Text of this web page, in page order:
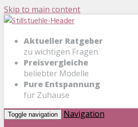
Skip to main content
Aktueller Ratgeber
zu wichtigen Fragen
Preisvergleiche
beliebter Modelle
Pure Entspannung
für Zuhause
Toggle navigation
Navigation